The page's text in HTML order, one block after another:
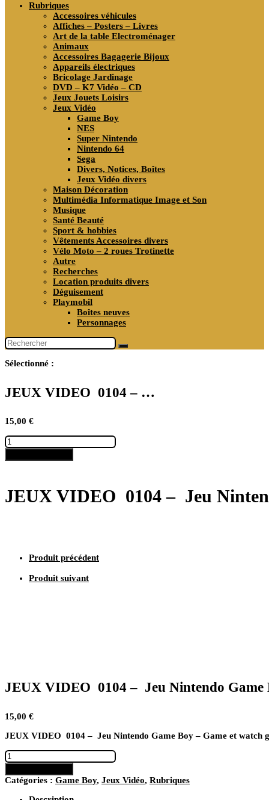
Rubriques
Accessoires véhicules
Affiches – Posters – Livres
Art de la table Electroménager
Animaux
Accessoires Bagagerie Bijoux
Appareils électriques
Bricolage Jardinage
DVD – K7 Vidéo – CD
Jeux Jouets Loisirs
Jeux Vidéo
Game Boy
NES
Super Nintendo
Nintendo 64
Sega
Divers, Notices, Boîtes
Jeux Vidéo divers
Maison Décoration
Multimédia Informatique Image et Son
Musique
Santé Beauté
Sport & hobbies
Vêtements Accessoires divers
Vélo Moto – 2 roues Trotinette
Autre
Recherches
Location produits divers
Déguisement
Playmobil
Boîtes neuves
Personnages
Sélectionné :
JEUX VIDEO 0104 – …
15,00 €
quantité
de
JEUX
–
Game
watch
JEUX VIDEO 0104 – Jeu
Produit précédent
Produit suivant
JEUX VIDEO 0104 – Jeu Nintendo Game
15,00 €
JEUX VIDEO 0104 – Jeu Nintendo Game Boy – Game et watch
quantité
de
JEUX
VIDEO
Catégories : Game Boy, Jeux Vidéo, Rubriques